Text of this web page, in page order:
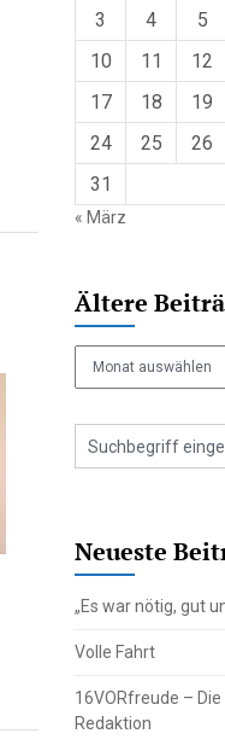
3
4 5
10
11 12
17
18 19
24
25 26
31
« März
Ältere
Neueste
„Es war nötig, gut
Volle Fahrt
16VORfreude –
Redaktion